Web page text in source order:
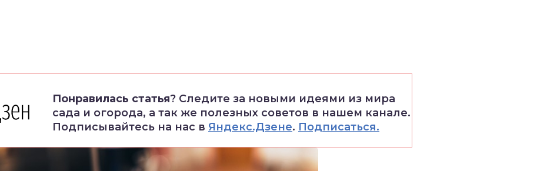
Понравилась статья? Следите за новыми идеями из мира
сада и огорода, а так же полезных советов в нашем канале.
Подписывайтесь на нас в Яндекс.Дзене. Подписаться.